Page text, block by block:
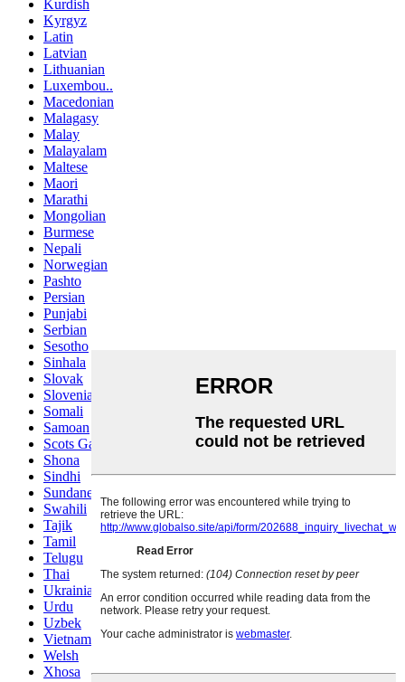
Kurdish
Kyrgyz
Latin
Latvian
Lithuanian
Luxembou..
Macedonian
Malagasy
Malay
Malayalam
Maltese
Maori
Marathi
Mongolian
Burmese
Nepali
Norwegian
Pashto
Persian
Punjabi
Serbian
Sesotho
Sinhala
Slovak
Slovenian
Somali
Samoan
Scots Gaelic
Shona
Sindhi
Sundanese
Swahili
Tajik
Tamil
Telugu
Thai
Ukrainian
Urdu
Uzbek
Vietnamese
Welsh
Xhosa